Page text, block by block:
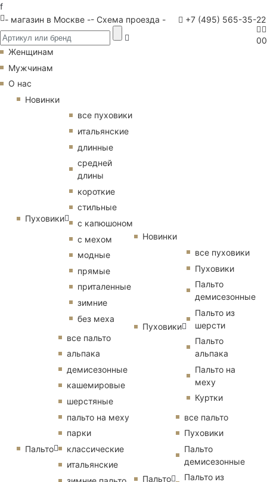
f
- магазин в Москве -- Схема проезда - +7 (495) 565-35-22
00
Женщинам
Мужчинам
О нас
Новинки
Пуховики
все пуховики
итальянские
длинные
средней
длины
короткие
стильные
с капюшоном
с мехом
модные
прямые
приталенные
зимние
без меха
Пальто
все пальто
альпака
демисезонные
кашемировые
шерстяные
пальто на меху
парки
классические
итальянские
Новинки
Пуховики
все пуховики
Пуховики
Пальто
демисезонные
Пальто из
шерсти
Пальто
альпака
Пальто на
меху
Куртки
Пальто
все пальто
Пуховики
Пальто
демисезонные
Пальто из